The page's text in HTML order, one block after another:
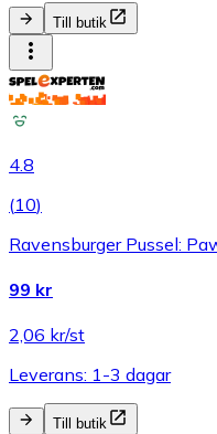
Till butik
4.8
(10)
Ravensburger Pussel:
99 kr
2,06 kr/st
Leverans: 1-3 dagar
Till butik